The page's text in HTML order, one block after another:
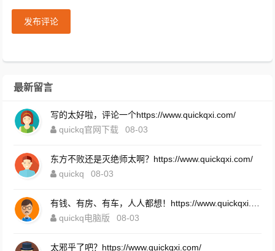
发布评论
最新留言
写的太好啦，评论一个https://www.quickqxi.com/
quickq官网下载
08-03
东方不败还是灭绝师太啊？https://www.quickqxi.com/
quickq
08-03
quickq电脑版
08-03
太邪乎了吧？https://www.quickqxi.com/